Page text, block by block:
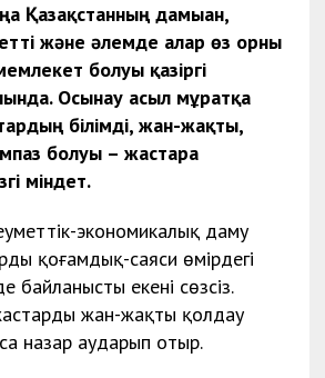
Қазақстанның дамыған,
және әлемде алар өз орны
болуы қазіргі
Осынау асыл мұратқа
білімді, жан-жақты,
болуы – жастарға
міндет.
экономикалық даму
қоғамдық-саяси өмірдегі
байланысты екені сөзсіз.
жан-жақты қолдау
назар аударып отыр.